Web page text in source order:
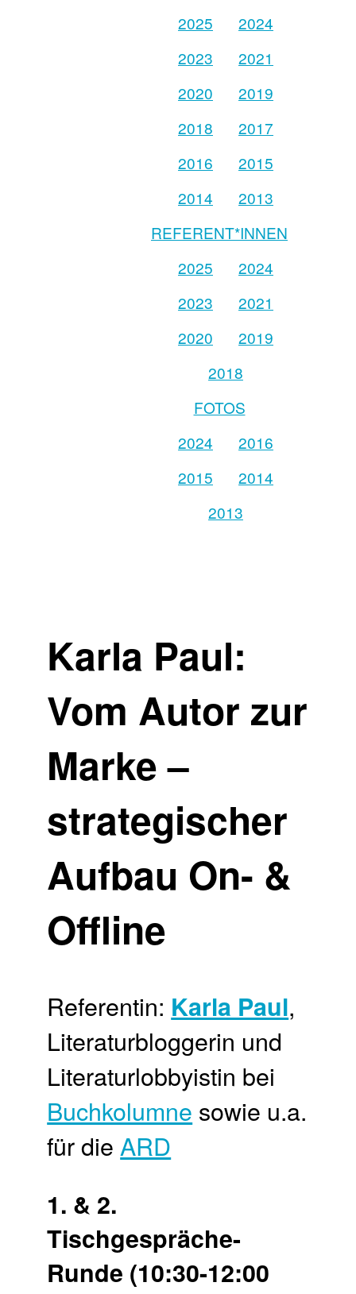
2025
2024
2023
2021
2020
2019
2018
2017
2016
2015
2014
2013
REFERENT*INNEN
2025
2024
2023
2021
2020
2019
2018
FOTOS
2024
2016
2015
2014
2013
Karla Paul:
Vom Autor zur
Marke –
strategischer
Aufbau On- &
Offline
Referentin: Karla Paul,
Literaturbloggerin und
Literaturlobbyistin bei
Buchkolumne sowie u.a.
für die ARD
1. & 2.
Tischgespräche-
Runde (10:30-12:00